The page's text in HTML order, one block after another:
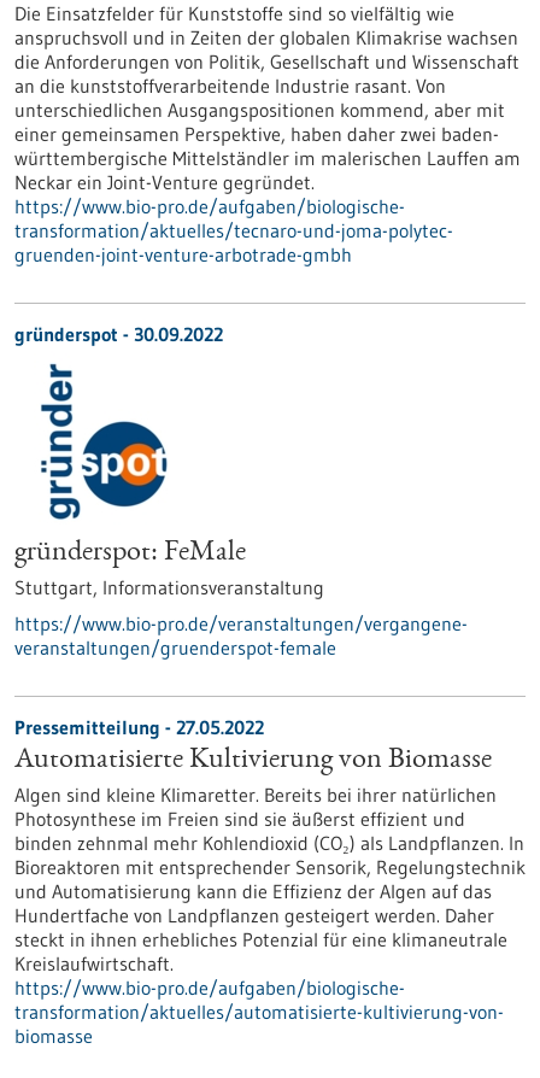
Die Einsatzfelder für Kunststoffe sind so vielfältig wie
anspruchsvoll und in Zeiten der globalen Klimakrise wachsen
die Anforderungen von Politik, Gesellschaft und Wissenschaft
an die kunststoffverarbeitende Industrie rasant. Von
unterschiedlichen Ausgangspositionen kommend, aber mit
einer gemeinsamen Perspektive, haben daher zwei baden-
württembergische Mittelständler im malerischen Lauffen am
Neckar ein Joint-Venture gegründet.
https://www.bio-pro.de/aufgaben/biologische-
transformation/aktuelles/tecnaro-und-joma-polytec-
gruenden-joint-venture-arbotrade-gmbh
gründerspot - 30.09.2022
gründerspot: FeMale
Stuttgart, Informationsveranstaltung
https://www.bio-pro.de/veranstaltungen/vergangene-
veranstaltungen/gruenderspot-female
Pressemitteilung - 27.05.2022
Automatisierte Kultivierung von Biomasse
Algen sind kleine Klimaretter. Bereits bei ihrer natürlichen
Photosynthese im Freien sind sie äußerst effizient und
binden zehnmal mehr Kohlendioxid (CO₂) als Landpflanzen. In
Bioreaktoren mit entsprechender Sensorik, Regelungstechnik
und Automatisierung kann die Effizienz der Algen auf das
Hundertfache von Landpflanzen gesteigert werden. Daher
steckt in ihnen erhebliches Potenzial für eine klimaneutrale
Kreislaufwirtschaft.
https://www.bio-pro.de/aufgaben/biologische-
transformation/aktuelles/automatisierte-kultivierung-von-
biomasse